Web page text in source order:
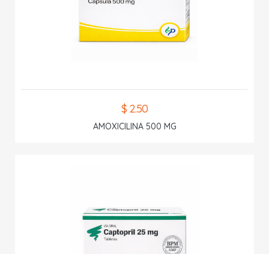
$ 2.50
AMOXICILINA 500 MG